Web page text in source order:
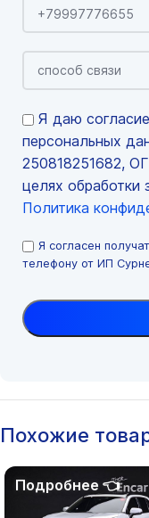
Я даю
персональных
250818251682,
целях обработки
Политика
Я согласен
телефону от ИП
Похожие